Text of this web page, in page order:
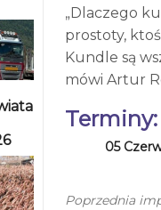
„Dlaczego
prostoty,
Kundle są
mówi Artur
Terminy:
05
Poprzednia